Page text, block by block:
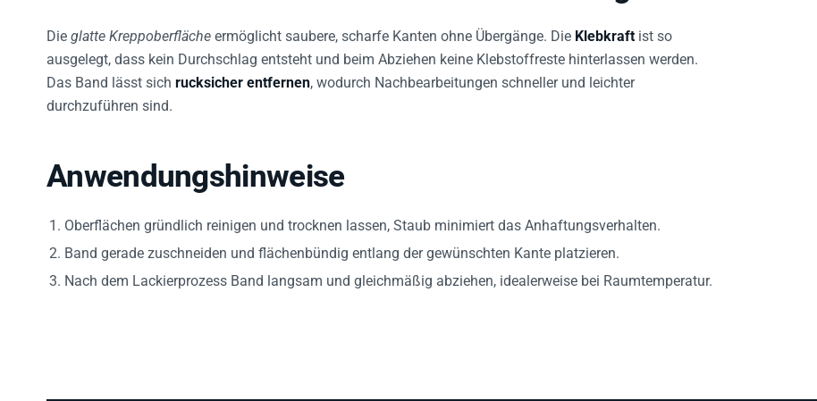
Die glatte Kreppoberfläche ermöglicht saubere, scharfe Kanten ohne Übergänge. Die Klebkraft ist so
ausgelegt, dass kein Durchschlag entsteht und beim Abziehen keine Klebstoffreste hinterlassen werden.
Das Band lässt sich rucksicher entfernen , wodurch Nachbearbeitungen schneller und leichter
durchzuführen sind.
Anwendungshinweise
Oberflächen gründlich reinigen und trocknen lassen, Staub minimiert das Anhaftungsverhalten.
Band gerade zuschneiden und flächenbündig entlang der gewünschten Kante platzieren.
Nach dem Lackierprozess Band langsam und gleichmäßig abziehen, idealerweise bei Raumtemperatur.